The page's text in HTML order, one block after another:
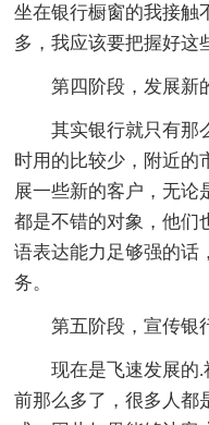
坐在银行橱窗的我接触
多，我应该要把握好这
第四阶段，发展新
其实银行就只有那
时用的比较少，附近的
展一些新的客户，无论
都是不错的对象，他们
语表达能力足够强的话
务。
第五阶段，宣传银
现在是飞速发展的
前那么多了，很多人都